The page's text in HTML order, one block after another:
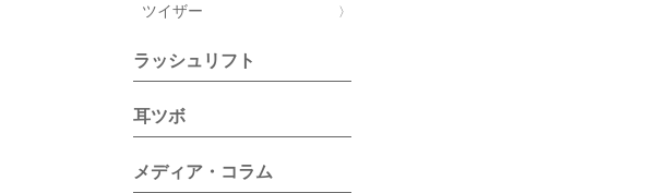
ツイザー
ラッシュリフト
耳ツボ
メディア・コラム